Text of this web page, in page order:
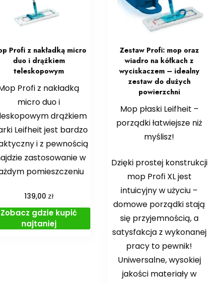
Profi z nakładką micro
duo i drążkiem
teleskopowym
Profi z nakładką
micro duo i
drążkiem
Leifheit jest bardzo
i z pewnością
zastosowanie w
pomieszczeniu
139,00 zł
Zobacz gdzie kupić
najtaniej
Zestaw Profi: mop oraz
wiadro na kółkach z
wyciskaczem – idealny
zestaw do dużych
powierzchni
Mop płaski Leifheit –
porządki łatwiejsze niż
myślisz!
Dzięki prostej konstrukcji
mop Profi XL jest
intuicyjny w użyciu –
domowe porządki stają
się przyjemnością, a
satysfakcja z wykonanej
pracy to pewnik!
Uniwersalne, wysokiej
jakości materiały w